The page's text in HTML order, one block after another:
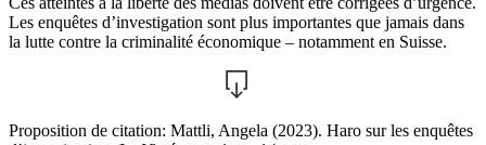
Les enquêtes d’investigation sont plus importantes que jamais dans
la lutte contre la criminalité économique – notamment en Suisse.
Proposition de citation: Mattli, Angela (2023). Haro sur les enquêtes